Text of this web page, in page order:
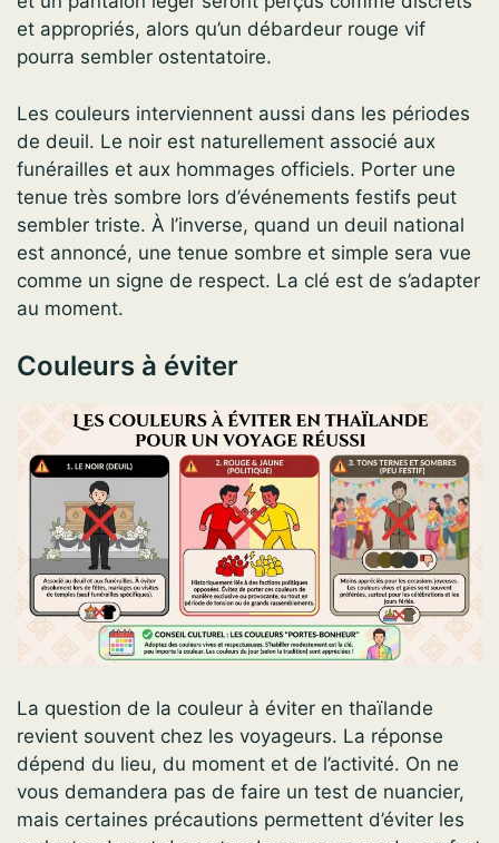
et appropriés, alors qu’un débardeur rouge vif
pourra sembler ostentatoire.
Les couleurs interviennent aussi dans les périodes
de deuil. Le noir est naturellement associé aux
funérailles et aux hommages officiels. Porter une
tenue très sombre lors d’événements festifs peut
sembler triste. À l’inverse, quand un deuil national
est annoncé, une tenue sombre et simple sera vue
comme un signe de respect. La clé est de s’adapter
au moment.
Couleurs à éviter
La question de la couleur à éviter en thaïlande
revient souvent chez les voyageurs. La réponse
dépend du lieu, du moment et de l’activité. On ne
vous demandera pas de faire un test de nuancier,
mais certaines précautions permettent d’éviter les